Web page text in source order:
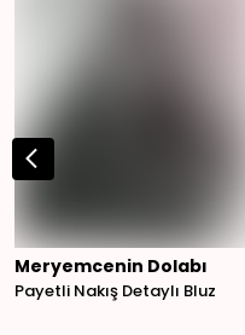
Meryemcenin Dolabı
Payetli Nakış Detaylı Bluz